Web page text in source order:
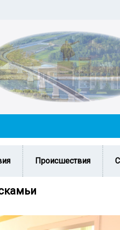
Происшествия